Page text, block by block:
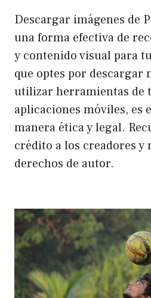
Descargar imágenes de
una forma efectiva de
y contenido visual para
que optes por descargar
utilizar herramientas de
aplicaciones móviles, es
manera ética y legal.
crédito a los creadores y
derechos de autor.